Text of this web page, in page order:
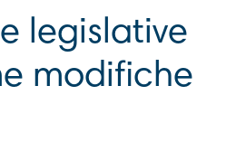
legislative
modifiche